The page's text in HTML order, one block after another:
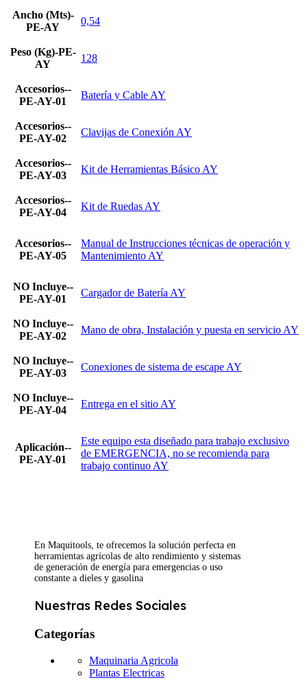
Ancho (Mts)-
PE-AY
0,54
Peso (Kg)-PE-
AY
128
Accesorios--
PE-AY-01
Batería y Cable AY
Accesorios--
PE-AY-02
Clavijas de Conexión AY
Accesorios--
PE-AY-03
Kit de Herramientas Básico AY
Accesorios--
PE-AY-04
Kit de Ruedas AY
Accesorios--
PE-AY-05
Manual de Instrucciones técnicas de operación y
Mantenimiento AY
NO Incluye--
PE-AY-01
Cargador de Batería AY
NO Incluye--
PE-AY-02
Mano de obra, Instalación y puesta en servicio AY
NO Incluye--
PE-AY-03
Conexiones de sistema de escape AY
NO Incluye--
PE-AY-04
Entrega en el sitio AY
Aplicación--
PE-AY-01
Este equipo esta diseñado para trabajo exclusivo
de EMERGENCIA, no se recomienda para
trabajo continuo AY
En Maquitools, te ofrecemos la solución perfecta en
herramientas agrícolas de alto rendimiento y sistemas
de generación de energía para emergencias o uso
constante a dieles y gasolina
Nuestras Redes Sociales
Categorías
Maquinaria Agricola
Plantas Electricas